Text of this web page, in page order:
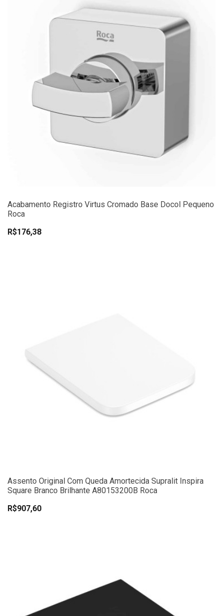
Acabamento Registro Virtus Cromado Base Docol Pequeno
Roca
R$176,38
Assento Original Com Queda Amortecida Supralit Inspira
Square Branco Brilhante A80153200B Roca
R$907,60